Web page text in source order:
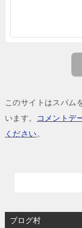
このサイトはスパム
います。
コメントデ
ください 。
ブログ村